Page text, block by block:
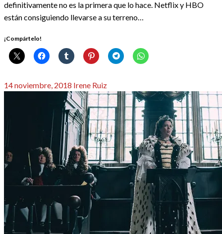
definitivamente no es la primera que lo hace. Netflix y HBO
están consiguiendo llevarse a su terreno…
¡Compártelo!
Publicado
14 noviembre, 2018 Irene Ruiz